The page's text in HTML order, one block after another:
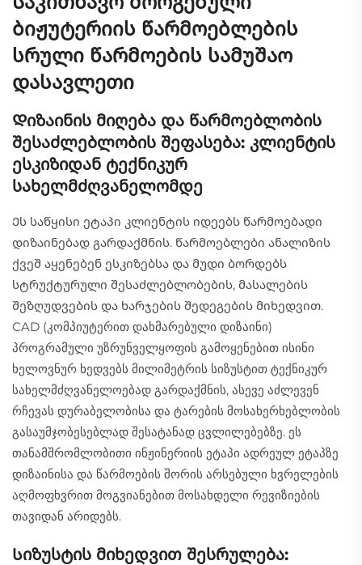
ბიჟუტერიის წარმოებლების
სრული წარმოების სამუშაო
დასავლეთი
Დიზაინის მიღება და წარმოებლობის
შესაძლებლობის შეფასება: კლიენტის
ესკიზიდან ტექნიკურ
სახელმძღვანელომდე
Ეს საწყისი ეტაპი კლიენტის იდეებს წარმოებადი
დიზაინებად გარდაქმნის. წარმოებლები ანალიზის
ქვეშ აყენებენ ესკიზებსა და მუდი ბორდებს
სტრუქტურული შესაძლებლობების, მასალების
შეზღუდვების და ხარჯების შედეგების მიხედვით.
CAD (კომპიუტერით დახმარებული დიზაინი)
პროგრამული უზრუნველყოფის გამოყენებით ისინი
ხელოვნურ ხედვებს მილიმეტრის სიზუსტით ტექნიკურ
სახელმძღვანელოებად გარდაქმნის, ასევე აძლევენ
რჩევას დურაბელობისა და ტარების მოსახერხებლობის
გასაუმჯობესებლად შესატანად ცვლილებებზე. ეს
თანამშრომლობითი ინჟინერიის ეტაპი ადრეულ ეტაპზე
დიზაინისა და წარმოების შორის არსებული ხვრელების
აღმოფხვრით მოგვიანებით მოსახდელი რევიზიების
თავიდან არიდებს.
Სიზუსტის მიხედვით შესრულება: